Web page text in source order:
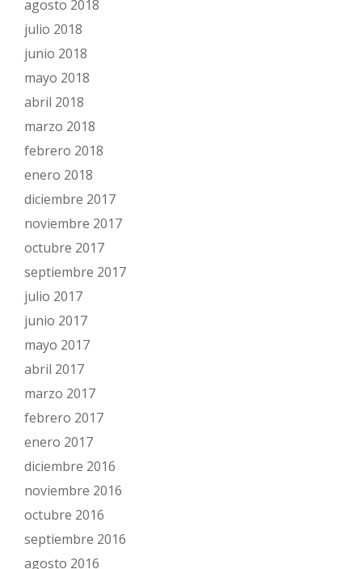
agosto 2018
julio 2018
junio 2018
mayo 2018
abril 2018
marzo 2018
febrero 2018
enero 2018
diciembre 2017
noviembre 2017
octubre 2017
septiembre 2017
julio 2017
junio 2017
mayo 2017
abril 2017
marzo 2017
febrero 2017
enero 2017
diciembre 2016
noviembre 2016
octubre 2016
septiembre 2016
agosto 2016